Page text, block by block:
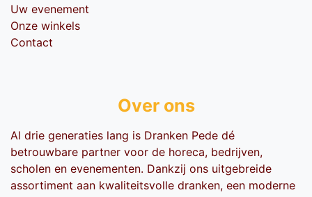
Uw evenement
Onze winkels
Contact
Over ons
Al drie generaties lang is Dranken Pede dé
betrouwbare partner voor de horeca, bedrijven,
scholen en evenementen. Dankzij ons uitgebreide
assortiment aan kwaliteitsvolle dranken, een moderne